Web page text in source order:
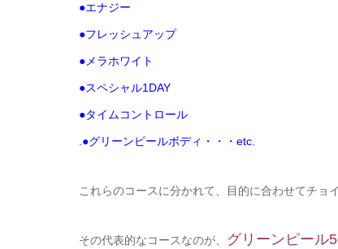
●エナジー
●フレッシュアップ
●メラホワイト
●スペシャル1DAY
●タイムコントロール
.●グリーンピールボディ・・・etc.
これらのコースに分かれて、目的に合わせてチョ
その代表的なコースなのが、 グリーンピール